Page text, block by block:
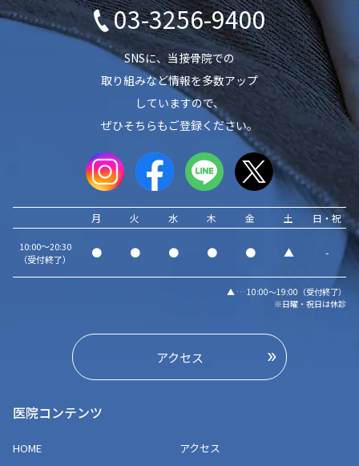
03-3256-9400
SNSに、当接骨院での
取り組みなど情報を多数アップ
していますので、
ぜひそちらもご登録ください。
月 火 水 木 金 土 日・祝
10:00～20:30
（受付終了）
● ● ● ● ● ▲ -
▲ … 10:00～19:00（受付終了）
※日曜・祝日は休診
アクセス
医院コンテンツ
HOME
アクセス